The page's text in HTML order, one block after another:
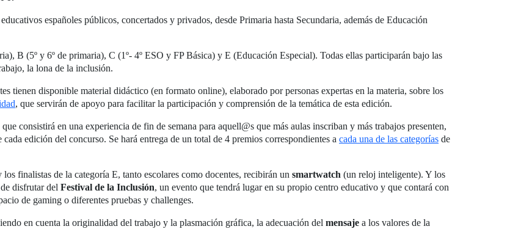
españoles públicos, concertados y privados, desde Primaria hasta Secundaria, además de Educación
B (5º y 6º de primaria), C (1º- 4º ESO y FP Básica) y E (Educación Especial). Todas ellas participarán bajo las
la lona de la inclusión.
tienen disponible material didáctico (en formato online), elaborado por personas expertas en la materia, sobre los
, que servirán de apoyo para facilitar la participación y comprensión de la temática de esta edición.
consistirá en una experiencia de fin de semana para aquell@s que más aulas inscriban y más trabajos presenten,
edición del concurso. Se hará entrega de un total de 4 premios correspondientes a cada una de las categorías de
finalistas de la categoría E, tanto escolares como docentes, recibirán un smartwatch (un reloj inteligente). Y los
disfrutar del Festival de la Inclusión, un evento que tendrá lugar en su propio centro educativo y que contará con
de gaming o diferentes pruebas y challenges.
en cuenta la originalidad del trabajo y la plasmación gráfica, la adecuación del mensaje a los valores de la